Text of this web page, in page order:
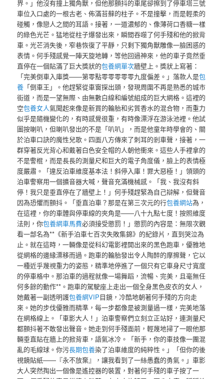
界。」他沒有撞上獨角獸，但他那顫抖的車尾卻擦到了停車塔三號
車位入口處的一根古老、佈滿苔蘚的柱子。不是撞擊，而是輕柔的
碰觸，像戀人之間的耳語。接著，一道濃郁的、像薄荷口香糖一樣
的綠色光芒。猛地從柱子爆發出來，瞬間吞噬了何手殘和他的掀背
車。光芒消失後，窄巷恢復了平靜，只剩下獨角獸雕像一臉困惑的
表情。何手殘感覺一陣天旋地轉，等他回過神來，他的車子竟然垂
直停在一個貼滿了巨大獎狀的包養網單次牆壁上。獎狀上寫著：
「完美倒車入庫獎——第零點零零零零零九度偏差。」落款人是包
養 「倒車王」。他趕緊從車窗探出頭，發現周圍不再是熟悉的城市
街道，而是一望無際、由無數白線和編號組成的巨大網格。這裡的
空包養女人氣聞起來像是新買的輪胎和劣質香水的混合物，而重力
似乎是隨機變化的，有時感覺很重，有時像漂浮在游泳池裡。他試
圖按喇叭，但喇叭發出的不是「叭叭」，而是他童年時學會的、關
於泊車口訣的魔性兒歌。四面八方傳來了刺耳的剎車聲，接著，一
群穿著反光背心和戴著白色安全帽的人朝他衝來。這些人手裡拿的
不是警棍，而是長長的測量尺和巨大的電子角度儀，臉上的表情極
度嚴肅。「違反泊車維度基本法！斜停入庫！罪大惡極！」領頭的
泊車警察用一個擴音器大喊，聲音充滿機械感。「我、我沒有斜
停！我只是垂直停在了牆壁上！」何手殘趕緊為自己辯解，但聲音
因為恐懼而顫抖。「垂直泊車？那是在第三次元的行包養網站為，
在這裡，你的車體與停車線的夾角是——八十九點七度！按照維度
法則，你包養網車馬費必須接受懲罰！」懲罰的內容是：無限次觀
看一部名為**《新手泊車七百次失敗集錦》的紀錄片，直到哭泣為
止。就在這時，一輛像是從科幻電影裡開出來的黑色跑車，優雅地
從網格的邊緣漂移而過。跑車的輪胎發出令人陶醉的摩擦聲，它以
一種近乎蔑視重力的姿態，精準地停進了一個只有它車身尺寸寬度
的停車格中。那泊車的過程就像一場舞蹈，流暢、完美，且毫無任
何多餘的動作**。跑車的駕駛座上走出一個全身黑色皮衣的女人，
她戴著一副透明護包養網VIP目鏡，冷酷地朝著何手殘的方向走
來。她的步伐優雅而精準，每一步都像是被測量過一樣，完美地落
在網格線上。「車影大人！」泊車警察們立刻立正站好，連測量尺
都顫抖著不敢發出聲音。她走到何手殘面前，輕蔑地掃了一眼他那
輛垂直貼在牆上的掀背車，語氣冰冷。「新手，你的車技像一團混
亂的毛線球。你污長期包養染了泊車維度的純粹性。」「但你的後
視鏡貼紙——『永不放棄』，讓我看到了一絲愚蠢的勇氣。」車影
大人突然掏出一個像是遙控器的裝置，對著何手殘的車子按了一